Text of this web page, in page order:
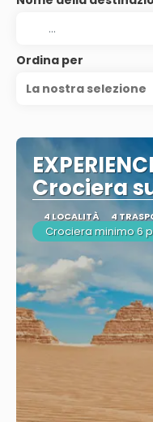
Ordina per
La nostra selezione
Crociera
4 LOCALITÀ 4
Crociera minimo 6